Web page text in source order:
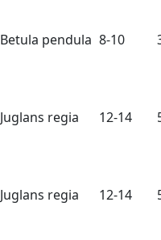
Betula pendula 8-10
Juglans regia 12-14
Juglans regia 12-14